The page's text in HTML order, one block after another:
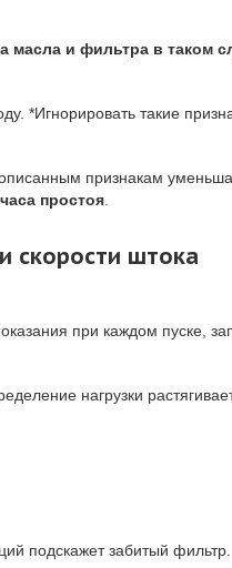
масла и фильтра в таком
*Игнорировать такие
признакам
простоя
скорости штока
при каждом пуске,
нагрузки
подскажет забитый фильтр.